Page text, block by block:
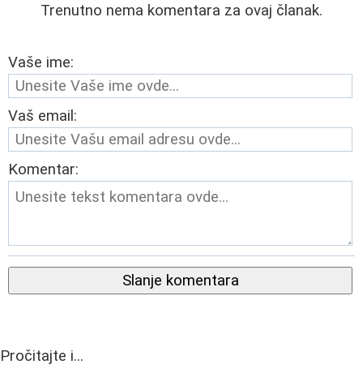
Trenutno nema komentara za ovaj članak.
Vaše ime:
Vaš email:
Komentar:
Slanje komentara
Pročitajte i...